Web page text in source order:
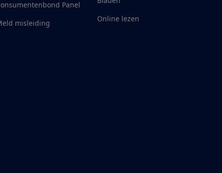
Panel
misleiding
Online lezen